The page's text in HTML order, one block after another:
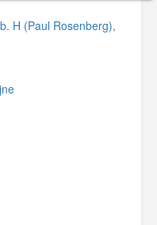
H (Paul Rosenberg),